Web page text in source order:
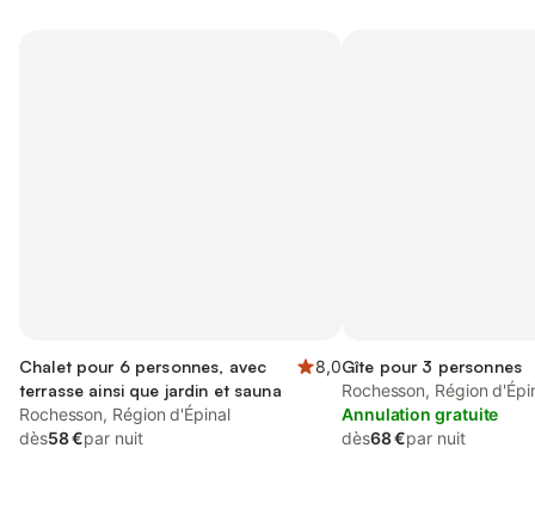
Chalet pour 6 personnes, avec
terrasse ainsi que jardin et sauna
8,0
Rochesson, Région d'Épinal
dès58 €par nuit
Gîte pour 3 personnes
Rochesson, Région
Annulation gratuite
dès68 €par nuit